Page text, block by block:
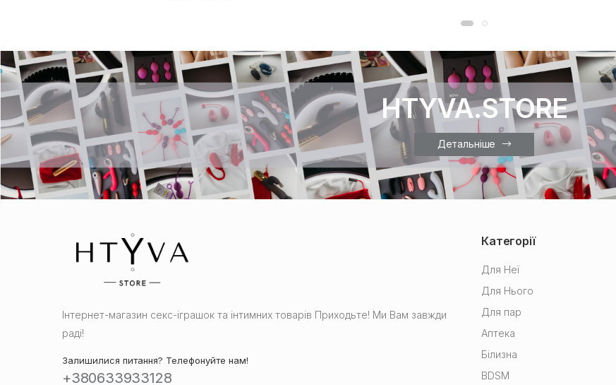
HTYVA.STORE
Детальніше
Інтернет-магазин cекс-іграшок та інтимних товарів Приходьте! Ми Вам завжди
раді!
Залишилися питання? Телефонуйте нам!
+380633933128
Категорії
Для Неї
Для Нього
Для пар
Аптека
Білизна
BDSM